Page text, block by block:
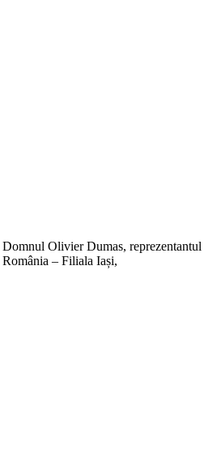
Domnul Olivier Dumas,
România – Filiala Iași,